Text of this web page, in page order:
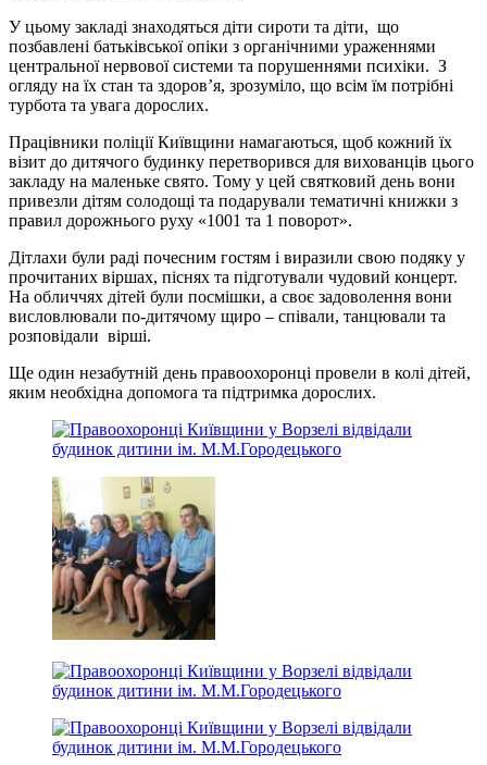
У цьому закладі знаходяться діти сироти та діти, що
позбавлені батьківської опіки з органічними ураженнями
центральної нервової системи та порушеннями психіки. З
огляду на їх стан та здоров’я, зрозуміло, що всім їм потрібні
турбота та увага дорослих.
Працівники поліції Київщини намагаються, щоб кожний їх
візит до дитячого будинку перетворився для вихованців цього
закладу на маленьке свято. Тому у цей святковий день вони
привезли дітям солодощі та подарували тематичні книжки з
правил дорожнього руху «1001 та 1 поворот».
Дітлахи були раді почесним гостям і виразили свою подяку у
прочитаних віршах, піснях та підготували чудовий концерт.
На обличчях дітей були посмішки, а своє задоволення вони
висловлювали по-дитячому щиро – співали, танцювали та
розповідали вірші.
Ще один незабутній день правоохоронці провели в колі дітей,
яким необхідна допомога та підтримка дорослих.